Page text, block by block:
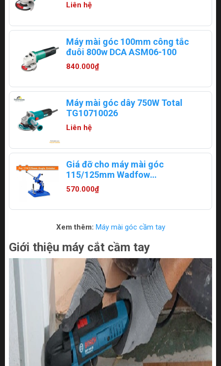
Liên hệ
Máy mài góc 100mm công tắc
đuôi 800w DCA ASM06-100
840.000₫
Máy mài góc dây 750W Total
TG10710026
Liên hệ
Giá đỡ cho máy mài góc
115/125mm Wadfow
WASC1525
570.000₫
Xem thêm: Máy mài góc cầm tay
Giới thiệu máy cắt cầm tay